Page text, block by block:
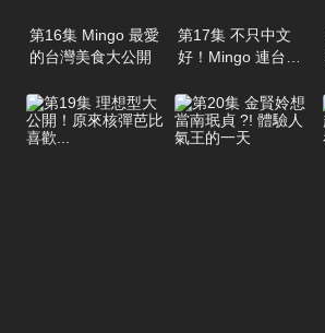
第16集 Mingo 最愛
的台灣美食大公開
第17集 不只中文
好！Mingo 連台語